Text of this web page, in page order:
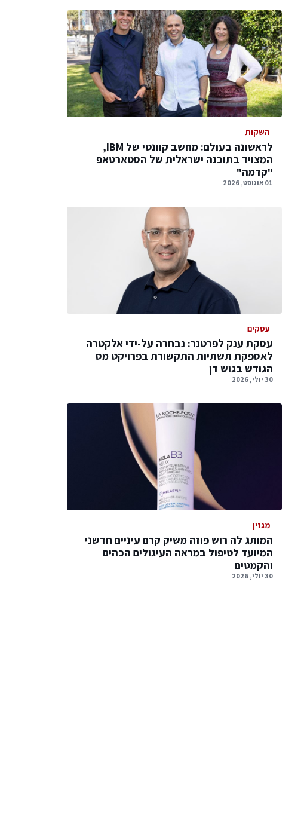
השקות
לראשונה בעולם: מחשב קוונטי של IBM,
המצויד בתוכנה ישראלית של הסטארטאפ
"קדמה"
01 אוגוסט, 2026
עסקים
עסקת ענק לפרטנר: נבחרה על-ידי אלקטרה
לאספקת תשתיות התקשורת בפרויקט מס
הגודש בגוש דן
30 יולי, 2026
מגזין
המותג לה רוש פוזה משיק קרם עיניים חדשני
המיועד לטיפול במראה העיגולים הכהים
והקמטים
30 יולי, 2026